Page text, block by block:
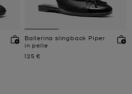
Ballerina slingback Piper
in pelle
Prezzo attuale
125 €